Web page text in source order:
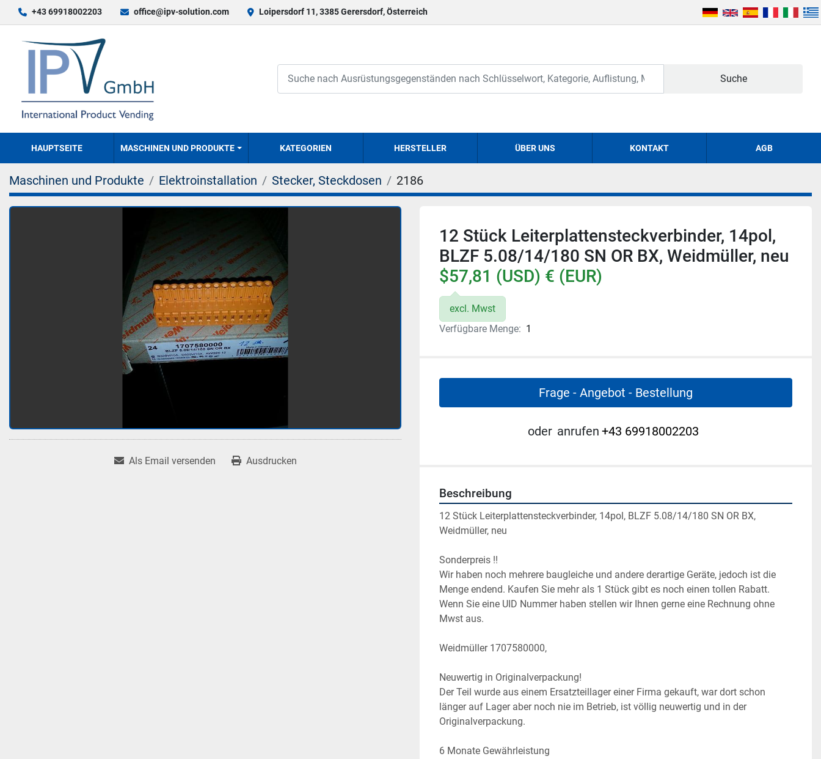
+43 69918002203 office@ipv-solution.com Loipersdorf 11, 3385 Gerersdorf, Österreich
Suche
HAUPTSEITE MASCHINEN UND PRODUKTE KATEGORIEN HERSTELLER ÜBER UNS KONTAKT AGB
Maschinen und Produkte Elektroinstallation Stecker, Steckdosen 2186
Als Email versenden Ausdrucken
12 Stück Leiterplattensteckverbinder, 14pol,
BLZF 5.08/14/180 SN OR BX, Weidmüller, neu
$57,81 (USD) € (EUR)
excl. Mwst
Verfügbare Menge: 1
Frage - Angebot - Bestellung
oder anrufen +43 69918002203
Beschreibung
12 Stück Leiterplattensteckverbinder, 14pol, BLZF 5.08/14/180 SN OR BX,
Weidmüller, neu
Sonderpreis !!
Wir haben noch mehrere baugleiche und andere derartige Geräte, jedoch ist die
Menge endend. Kaufen Sie mehr als 1 Stück gibt es noch einen tollen Rabatt.
Wenn Sie eine UID Nummer haben stellen wir Ihnen gerne eine Rechnung ohne
Mwst aus.
Weidmüller 1707580000,
Neuwertig in Originalverpackung!
Der Teil wurde aus einem Ersatzteillager einer Firma gekauft, war dort schon
länger auf Lager aber noch nie im Betrieb, ist völlig neuwertig und in der
Originalverpackung.
6 Monate Gewährleistung